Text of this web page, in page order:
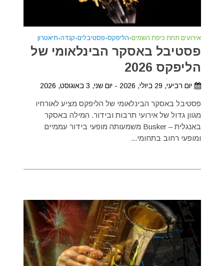
אירועים תחת כיפת השמים•הליפקס•פסטיבלים•קנדה•תיאטרון
פסטיבל באסקר הבינלאומי של
הליפקס 2026
יום רביעי, 29 ביולי, 2026 - יום שני, 3 באוגוסט, 2026
פסטיבל באסקר הבינלאומי של הליפקס מציע לאורחיו
מגוון גדול של אירועי תרבות ובידור. המילה באסקר
באנגלית – Busker משמעותה מופעי בידור עממיים
ומופעי רחוב בתחומי...